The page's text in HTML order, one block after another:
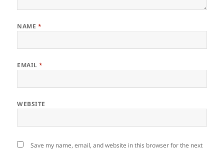
NAME *
EMAIL*
WEBSITE
Save my name, email, and website in this browser for the next